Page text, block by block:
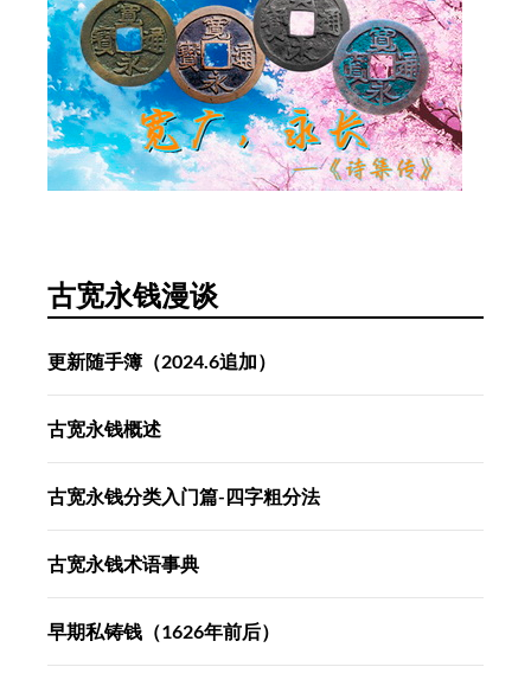
古宽永钱漫谈
更新随手簿（2024.6追加）
古宽永钱概述
古宽永钱分类入门篇-四字粗分法
古宽永钱术语事典
早期私铸钱（1626年前后）